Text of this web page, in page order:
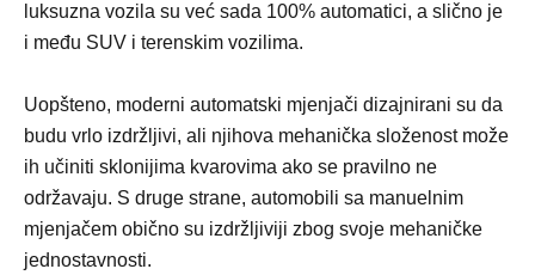
luksuzna vozila su već sada 100% automatici, a slično je
i među SUV i terenskim vozilima.
Uopšteno, moderni automatski mjenjači dizajnirani su da
budu vrlo izdržljivi, ali njihova mehanička složenost može
ih učiniti sklonijima kvarovima ako se pravilno ne
održavaju. S druge strane, automobili sa manuelnim
mjenjačem obično su izdržljiviji zbog svoje mehaničke
jednostavnosti.